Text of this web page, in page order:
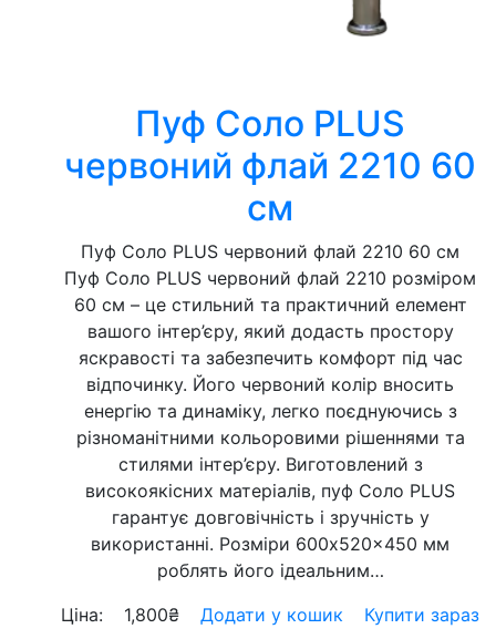
Пуф Соло PLUS
червоний флай 2210 60
см
Пуф Соло PLUS червоний флай 2210 60 см
Пуф Соло PLUS червоний флай 2210 розміром
60 см – це стильний та практичний елемент
вашого інтер’єру, який додасть простору
яскравості та забезпечить комфорт під час
відпочинку. Його червоний колір вносить
енергію та динаміку, легко поєднуючись з
різноманітними кольоровими рішеннями та
стилями інтер’єру. Виготовлений з
високоякісних матеріалів, пуф Соло PLUS
гарантує довговічність і зручність у
використанні. Розміри 600x520x450 мм
роблять його ідеальним…
Ціна:
1,800₴ Додати у кошик Купити зараз